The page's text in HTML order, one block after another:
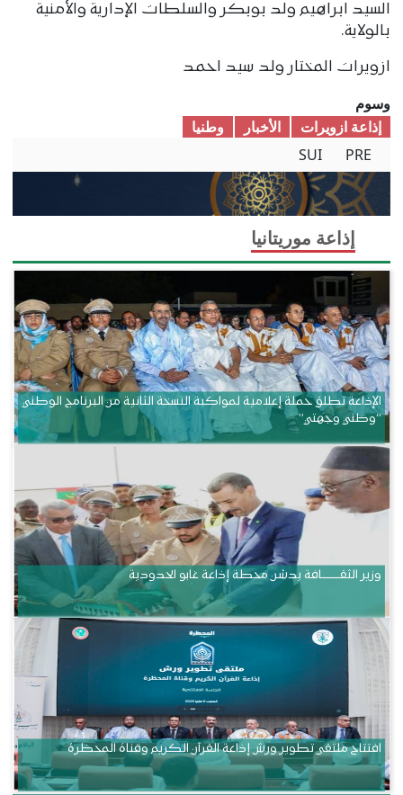
السيد ابراهيم ولد بوبكر والسلطات الإدارية والأمنية
بالولاية.
ازويرات المختار ولد سيد احمد
وسوم
إذاعة ازويرات
الأخبار
وطنیا
PRE
SUI
إذاعة موريتانيا
الإذاعة تطلق حملة إعلامية لمواكبة النسخة الثانية من البرنامج الوطني
“وطني وجهتي”
وزير الثقــــــــــافة يدشن محطة إذاعة غابو الحدودية
افتتاح ملتقى تطوير ورش إذاعة القرآن الكريم وقناة المحظرة